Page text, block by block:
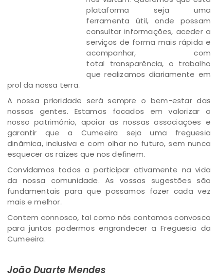
plataforma seja uma
ferramenta útil, onde possam
consultar informações, aceder a
serviços de forma mais rápida e
acompanhar, com
total transparência, o trabalho
que realizamos diariamente em
prol da nossa terra.
A nossa prioridade será sempre o bem-estar das
nossas gentes. Estamos focados em valorizar o
nosso património, apoiar as nossas associações e
garantir que a Cumeeira seja uma freguesia
dinâmica, inclusiva e com olhar no futuro, sem nunca
esquecer as raízes que nos definem.
Convidamos todos a participar ativamente na vida
da nossa comunidade. As vossas sugestões são
fundamentais para que possamos fazer cada vez
mais e melhor.
Contem connosco, tal como nós contamos convosco
para juntos podermos engrandecer a Freguesia da
Cumeeira.
João Duarte Mendes